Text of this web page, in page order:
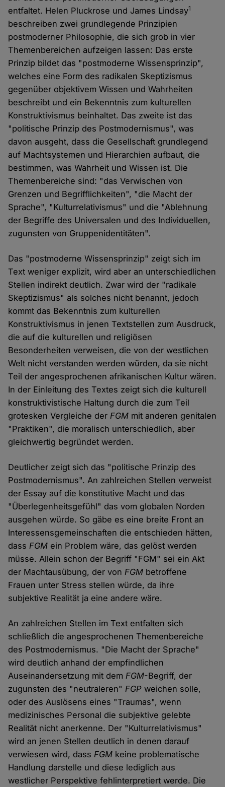
entfaltet. Helen Pluckrose und James Lindsay1
beschreiben zwei grundlegende Prinzipien
postmoderner Philosophie, die sich grob in vier
Themenbereichen aufzeigen lassen: Das erste
Prinzip bildet das "postmoderne Wissensprinzip",
welches eine Form des radikalen Skeptizismus
gegenüber objektivem Wissen und Wahrheiten
beschreibt und ein Bekenntnis zum kulturellen
Konstruktivismus beinhaltet. Das zweite ist das
"politische Prinzip des Postmodernismus", was
davon ausgeht, dass die Gesellschaft grundlegend
auf Machtsystemen und Hierarchien aufbaut, die
bestimmen, was Wahrheit und Wissen ist. Die
Themenbereiche sind: "das Verwischen von
Grenzen und Begrifflichkeiten", "die Macht der
Sprache", "Kulturrelativismus" und die "Ablehnung
der Begriffe des Universalen und des Individuellen,
zugunsten von Gruppenidentitäten".
Das "postmoderne Wissensprinzip" zeigt sich im
Text weniger explizit, wird aber an unterschiedlichen
Stellen indirekt deutlich. Zwar wird der "radikale
Skeptizismus" als solches nicht benannt, jedoch
kommt das Bekenntnis zum kulturellen
Konstruktivismus in jenen Textstellen zum Ausdruck,
die auf die kulturellen und religiösen
Besonderheiten verweisen, die von der westlichen
Welt nicht verstanden werden würden, da sie nicht
Teil der angesprochenen afrikanischen Kultur wären.
In der Einleitung des Textes zeigt sich die kulturell
konstruktivistische Haltung durch die zum Teil
grotesken Vergleiche derFGM mit anderen genitalen
"Praktiken", die moralisch unterschiedlich, aber
gleichwertig begründet werden.
Deutlicher zeigt sich das "politische Prinzip des
Postmodernismus". An zahlreichen Stellen verweist
der Essay auf die konstitutive Macht und das
"Überlegenheitsgefühl" das vom globalen Norden
ausgehen würde. So gäbe es eine breite Front an
Interessensgemeinschaften die entschieden hätten,
dassFGM ein Problem wäre, das gelöst werden
müsse. Allein schon der Begriff "FGM" sei ein Akt
der Machtausübung, der vonFGM betroffene
Frauen unter Stress stellen würde, da ihre
subjektive Realität ja eine andere wäre.
An zahlreichen Stellen im Text entfalten sich
schließlich die angesprochenen Themenbereiche
des Postmodernismus. "Die Macht der Sprache"
wird deutlich anhand der empfindlichen
Auseinandersetzung mit demFGM-Begriff, der
zugunsten des "neutraleren"FGP weichen solle,
oder des Auslösens eines "Traumas", wenn
medizinisches Personal die subjektive gelebte
Realität nicht anerkenne. Der "Kulturrelativismus"
wird an jenen Stellen deutlich in denen darauf
verwiesen wird, dass FGM keine problematische
Handlung darstelle und diese lediglich aus
westlicher Perspektive fehlinterpretiert werde. Die